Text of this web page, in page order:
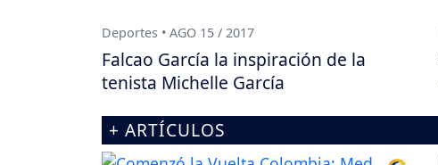
Deportes • AGO 15 / 2017
Falcao García la inspiración de la
tenista Michelle García
+ ARTÍCULOS